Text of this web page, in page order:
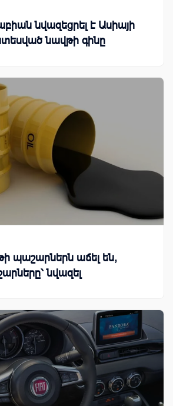
նվազեցրել է Ասիայի
նավթի գինը
պաշարներն աճել են,
նվազել